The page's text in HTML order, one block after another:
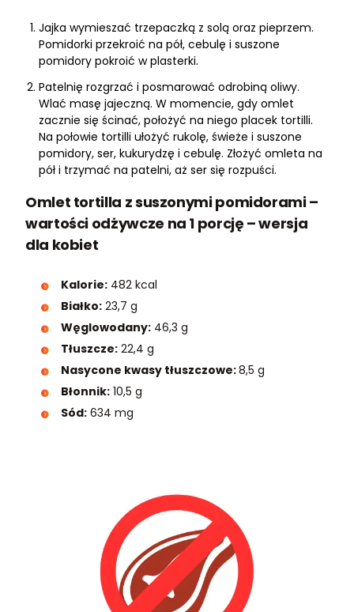
Jajka wymieszać trzepaczką z solą oraz pieprzem.
Pomidorki przekroić na pół, cebulę i suszone
pomidory pokroić w plasterki.
Patelnię rozgrzać i posmarować odrobiną oliwy.
Wlać masę jajeczną. W momencie, gdy omlet
zacznie się ścinać, położyć na niego placek tortilli.
Na połowie tortilli ułożyć rukolę, świeże i suszone
pomidory, ser, kukurydzę i cebulę. Złożyć omleta na
pół i trzymać na patelni, aż ser się rozpuści.
Omlet tortilla z suszonymi pomidorami –
wartości odżywcze na 1 porcję – wersja
dla kobiet
Kalorie: 482 kcal
Białko: 23,7 g
Węglowodany: 46,3 g
Tłuszcze: 22,4 g
Nasycone kwasy tłuszczowe:8,5 g
Błonnik: 10,5 g
Sód: 634 mg